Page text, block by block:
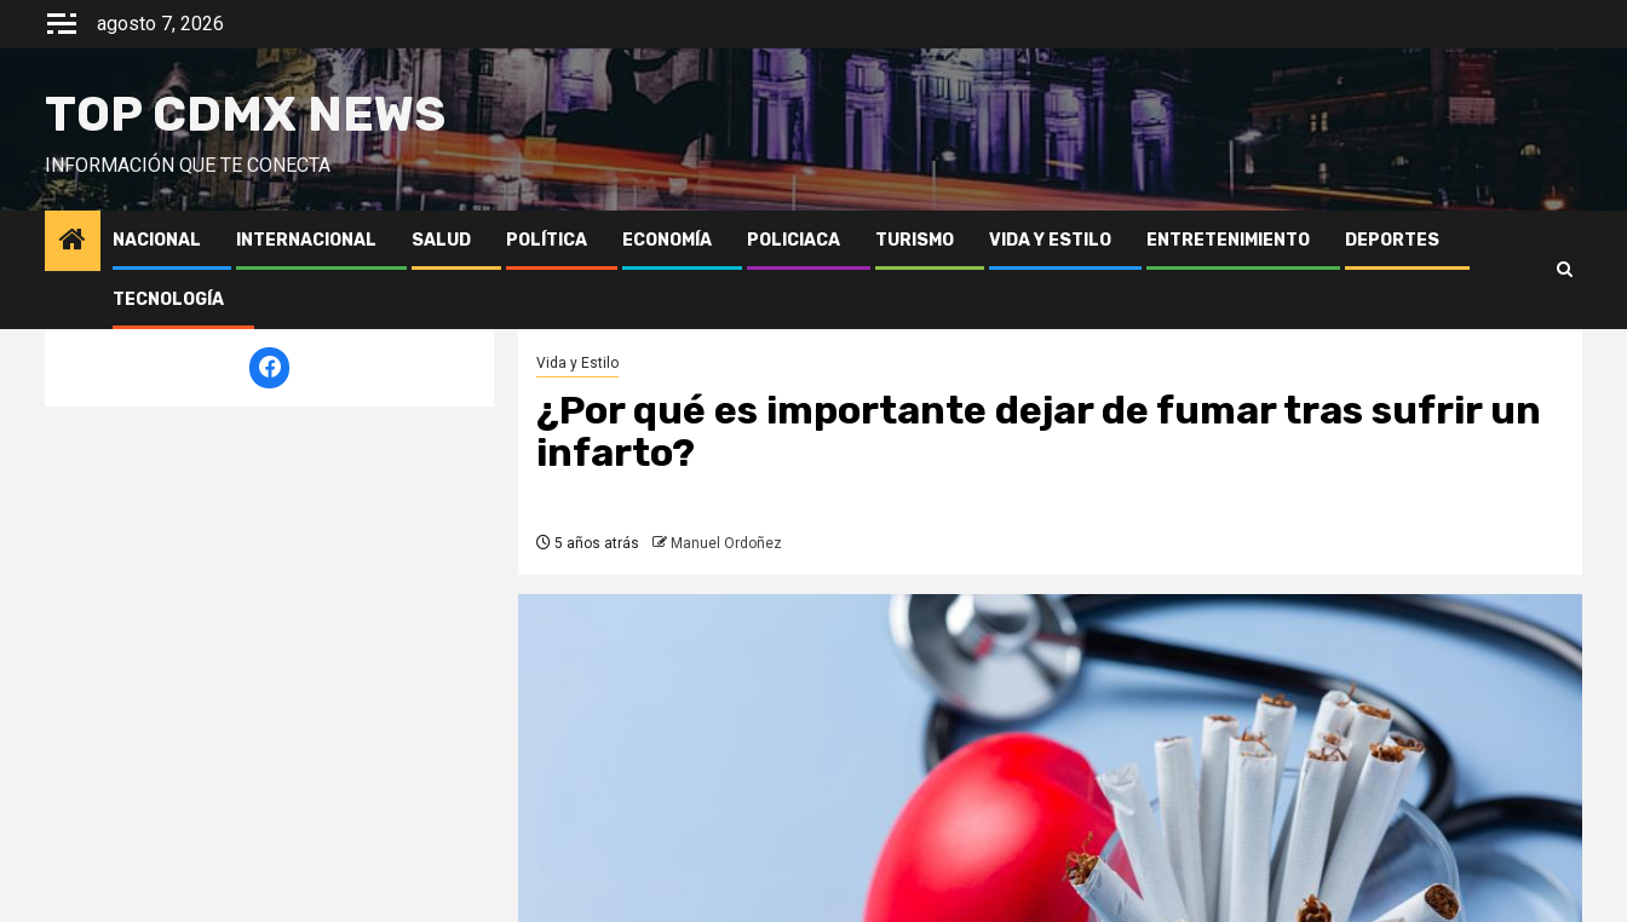
agosto 7, 2026
TOP CDMX NEWS
INFORMACIÓN QUE TE CONECTA
NACIONAL INTERNACIONAL SALUD POLÍTICA ECONOMÍA POLICIACA TURISMO VIDA Y ESTILO ENTRETENIMIENTO DEPORTES
TECNOLOGÍA
Vida y Estilo
¿Por qué es importante dejar de fumar tras sufrir un
infarto?
5 años atrás Manuel Ordoñez